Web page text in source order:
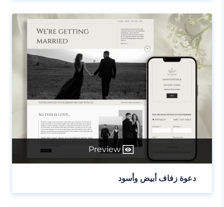
Preview
دعوة زفاف أبيض وأسود